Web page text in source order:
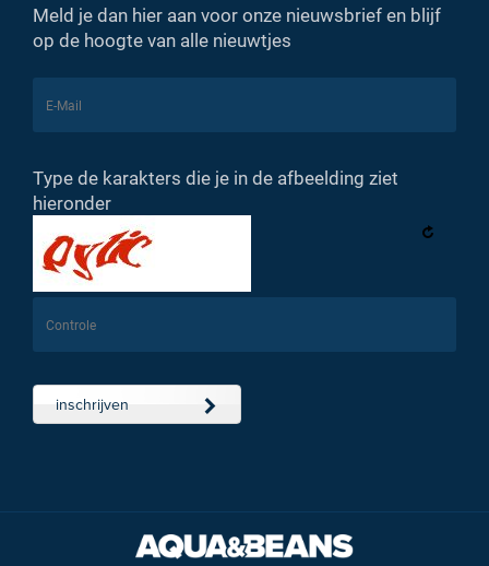
Meld je dan hier aan voor onze nieuwsbrief en blijf
op de hoogte van alle nieuwtjes
Type de karakters die je in de afbeelding ziet
hieronder
inschrijven